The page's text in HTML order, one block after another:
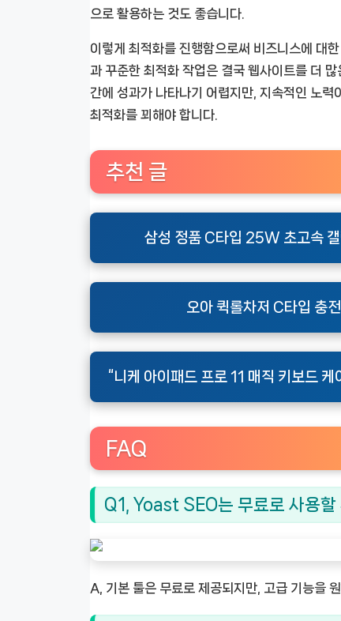
으로 활용하는 것도 좋습니다.
이렇게 최적화를 진행함으로써 비즈니스에 대
과 꾸준한 최적화 작업은 결국 웹사이트를 더
간에 성과가 나타나기 어렵지만, 지속적인 노
최적화를 꾀해야 합니다.
추천 글
삼성 정품 C타입 25W 초고속
오아 퀵롤차저 C타입 충
“니케 아이패드 프로 11 매직 키보드
FAQ
Q1, Yoast SEO는 무료로 사용할
A, 기본 툴은 무료로 제공되지만, 고급 기능을